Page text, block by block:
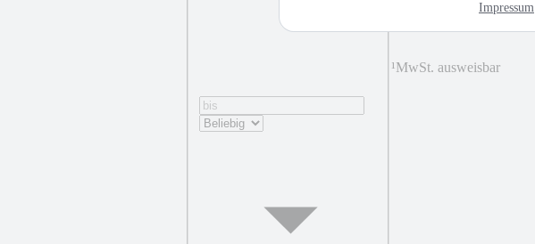
Impressum
¹MwSt. ausweisbar